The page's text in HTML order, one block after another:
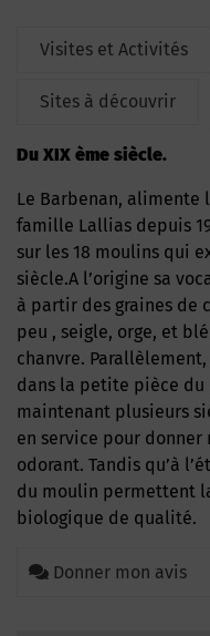
Visites et Activités
Sites à découvrir
Du XIX ème siècle.
Le Barbenan, alimente le moulin en eau.Propriété de la
famille Lallias depuis
sur les 18 moulins qui
siècle.A l’origine sa
à partir des graines de
peu , seigle, orge, et
chanvre.
dans la petite pièce du
maintenant plusieurs
en service pour
odorant. Tandis qu’à
du moulin permettent
biologique de qualité.
Donner mon avis